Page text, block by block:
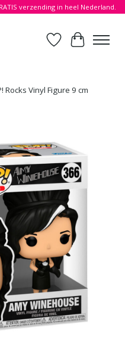
verzending in heel Nederland.
Verlanglijst
Rocks Vinyl Figure 9 cm
Items